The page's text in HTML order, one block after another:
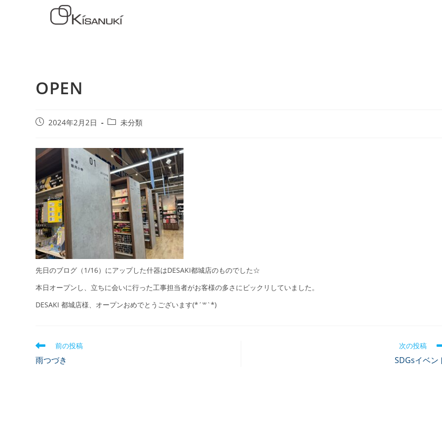
OPEN
2024年2月2日 未分類
先日のブログ（1/16）にアップした什器はDESAKI都城店のものでした☆
本日オープンし、立ちに会いに行った工事担当者がお客様の多さにビックリしていました。
DESAKI 都城店様、オープンおめでとうございます(*´꒳`*)
前の投稿
雨つづき
次の投稿
SDGsイベン